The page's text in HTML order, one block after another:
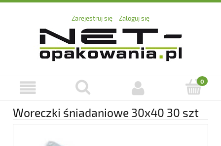
Zarejestruj się Zaloguj się
Woreczki śniadaniowe 30x40 30 szt